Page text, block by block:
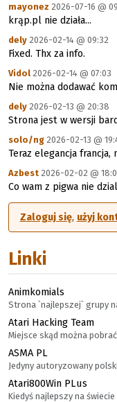
mayonez 2026-07-16 @
krąp.pl nie działa...
dely 2026-02-14 @ 09:32
Fixed. Thx za info.
Vidol 2026-02-14 @ 07:03
Nie można dodawać
dely 2026-02-13 @ 20:38
Strona jest w wersji
solo/ng 2026-02-13 @
Teraz elegancja francja,
Azbest 2026-02-02 @
Co wam z pigwa nie
Zaloguj się, użyj
Linki
Animkomials
Strona `najlepszej` grupy
Atari Hacking Team
Miejsce skąd można
ASMA PL
Jedyny autoryzowany
Atari800Win PLus
Kiedyś najlepszy na